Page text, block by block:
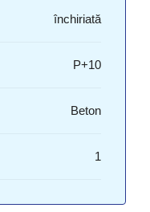
închiriată
P+10
Beton
1